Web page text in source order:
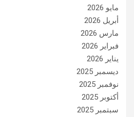
مايو 2026
أبريل 2026
مارس 2026
فبراير 2026
يناير 2026
ديسمبر 2025
نوفمبر 2025
أكتوبر 2025
سبتمبر 2025